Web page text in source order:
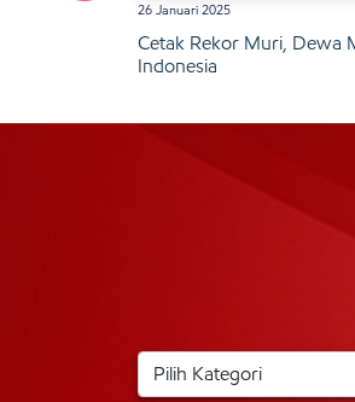
26 Januari 2025
Cetak Rekor Muri, Dewa
Indonesia